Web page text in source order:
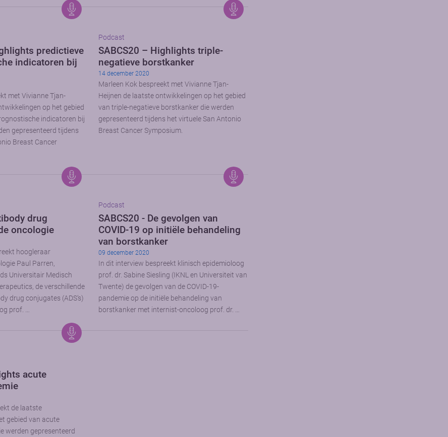
predictieve
indicatoren bij
met Vivianne Tjan-
op het gebied
indicatoren bij
gepresenteerd tijdens
Breast Cancer
Podcast
SABCS20 – Highlights triple-
negatieve borstkanker
14 december 2020
Marleen Kok bespreekt met Vivianne Tjan-
Heijnen de laatste ontwikkelingen op het gebied
van triple-negatieve borstkanker die werden
gepresenteerd tijdens het virtuele San Antonio
Breast Cancer Symposium.
drug
oncologie
hoogleraar
Paul Parren,
Universitair Medisch
de verschillende
drug conjugates (ADS’s)
prof. …
Podcast
SABCS20 - De gevolgen van
COVID-19 op initiële behandeling
van borstkanker
09 december 2020
In dit interview bespreekt klinisch epidemioloog
prof. dr. Sabine Siesling (IKNL en Universiteit van
Twente) de gevolgen van de COVID-19-
pandemie op de initiële behandeling van
borstkanker met internist-oncoloog prof. dr. …
acute
de laatste
gebied van acute
werden gepresenteerd